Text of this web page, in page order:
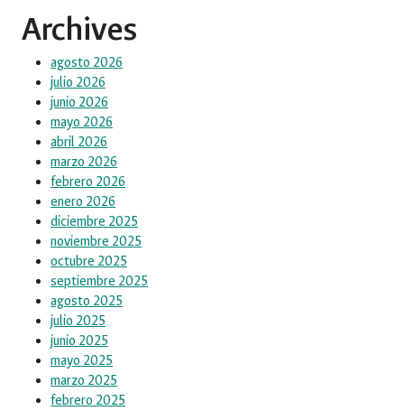
Archives
agosto 2026
julio 2026
junio 2026
mayo 2026
abril 2026
marzo 2026
febrero 2026
enero 2026
diciembre 2025
noviembre 2025
octubre 2025
septiembre 2025
agosto 2025
julio 2025
junio 2025
mayo 2025
marzo 2025
febrero 2025